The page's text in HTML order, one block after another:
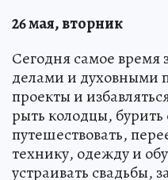
26 мая, вторник
Сегодня самое время
делами и духовными
проекты и
рыть колодцы,
путешествовать,
технику, одежду и
устраивать свадьбы,